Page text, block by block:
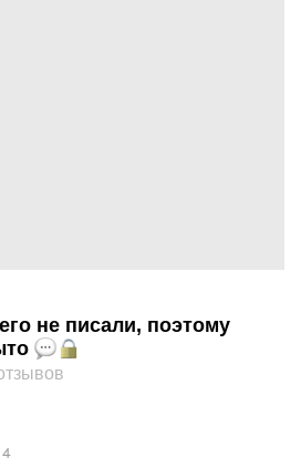
не писали, поэтому